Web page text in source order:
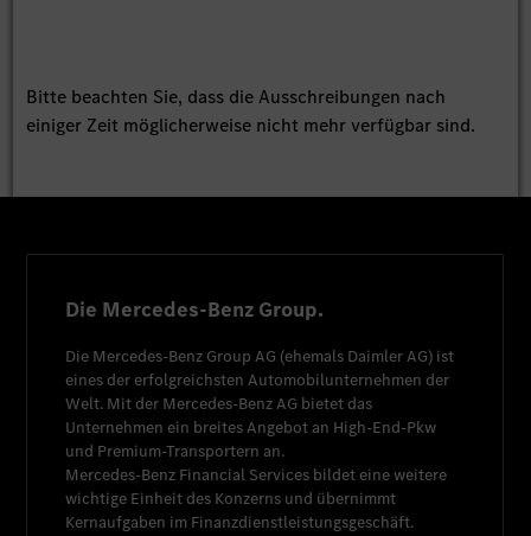
Bitte beachten Sie, dass die Ausschreibungen nach
einiger Zeit möglicherweise nicht mehr verfügbar sind.
Die Mercedes-Benz Group.
Die Mercedes-Benz Group AG (ehemals Daimler AG) ist
eines der erfolgreichsten Automobilunternehmen der
Welt. Mit der Mercedes-Benz AG bietet das
Unternehmen ein breites Angebot an High-End-Pkw
und Premium-Transportern an.
Mercedes-Benz Financial Services bildet eine weitere
wichtige Einheit des Konzerns und übernimmt
Kernaufgaben im Finanzdienstleistungsgeschäft.